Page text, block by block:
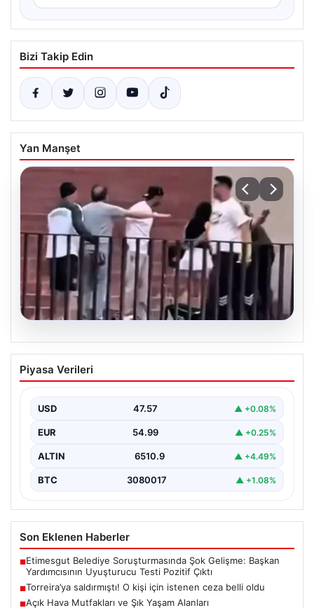
Bizi Takip Edin
Yan Manşet
05.08.2026
Torreira’ya saldırmıştı! O kişi için
istenen ceza belli oldu
Piyasa Verileri
USD 47.57 ▲ +0.08%
EUR 54.99 ▲ +0.25%
ALTIN 6510.9 ▲ +4.49%
BTC 3080017 ▲ +1.08%
Son Eklenen Haberler
■Etimesgut Belediye Soruşturmasında Şok Gelişme: Başkan
Yardımcısının Uyuşturucu Testi Pozitif Çıktı
■Torreira’ya saldırmıştı! O kişi için istenen ceza belli oldu
■Açık Hava Mutfakları ve Şık Yaşam Alanları